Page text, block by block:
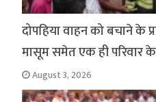
दोपहिया वाहन को बचाने के
मासूम समेत एक ही परिवार
August 3, 2026